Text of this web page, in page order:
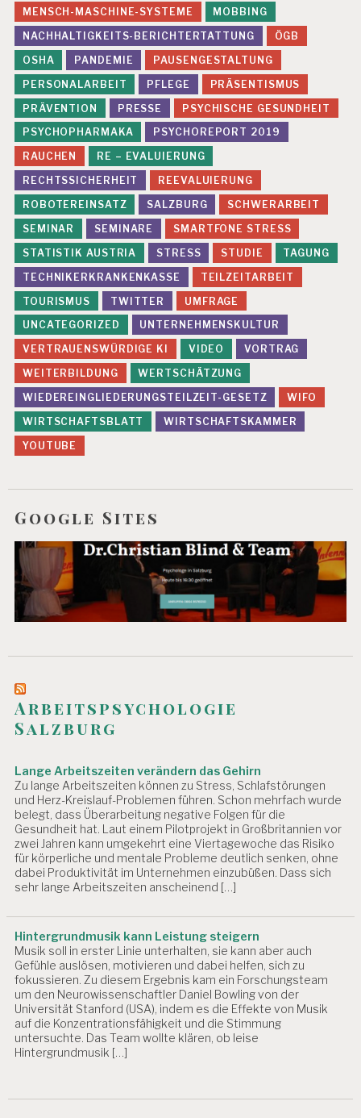
MENSCH-MASCHINE-SYSTEME
MOBBING
NACHHALTIGKEITS-BERICHTERTATTUNG
ÖGB
OSHA
PANDEMIE
PAUSENGESTALTUNG
PERSONALARBEIT
PFLEGE
PRÄSENTISMUS
PRÄVENTION
PRESSE
PSYCHISCHE GESUNDHEIT
PSYCHOPHARMAKA
PSYCHOREPORT 2019
RAUCHEN
RE – EVALUIERUNG
RECHTSSICHERHEIT
REEVALUIERUNG
ROBOTEREINSATZ
SALZBURG
SCHWERARBEIT
SEMINAR
SEMINARE
SMARTFONE STRESS
STATISTIK AUSTRIA
STRESS STUDIE
TAGUNG
TECHNIKERKRANKENKASSE
TEILZEITARBEIT
TOURISMUS
TWITTER
UMFRAGE
UNCATEGORIZED
UNTERNEHMENSKULTUR
VERTRAUENSWÜRDIGE KI
VIDEO
VORTRAG
WEITERBILDUNG
WERTSCHÄTZUNG
WIEDEREINGLIEDERUNGSTEILZEIT-GESETZ
WIFO
WIRTSCHAFTSBLATT
WIRTSCHAFTSKAMMER
YOUTUBE
Google Sites
Arbeitspsychologie
Salzburg
Lange Arbeitszeiten verändern das Gehirn
Zu lange Arbeitszeiten können zu Stress, Schlafstörungen
und Herz-Kreislauf-Problemen führen. Schon mehrfach wurde
belegt, dass Überarbeitung negative Folgen für die
Gesundheit hat. Laut einem Pilotprojekt in Großbritannien vor
zwei Jahren kann umgekehrt eine Viertagewoche das Risiko
für körperliche und mentale Probleme deutlich senken, ohne
dabei Produktivität im Unternehmen einzubüßen. Dass sich
sehr lange Arbeitszeiten anscheinend […]
Hintergrundmusik kann Leistung steigern
Musik soll in erster Linie unterhalten, sie kann aber auch
Gefühle auslösen, motivieren und dabei helfen, sich zu
fokussieren. Zu diesem Ergebnis kam ein Forschungsteam
um den Neurowissenschaftler Daniel Bowling von der
Universität Stanford (USA), indem es die Effekte von Musik
auf die Konzentrationsfähigkeit und die Stimmung
untersuchte. Das Team wollte klären, ob leise
Hintergrundmusik […]